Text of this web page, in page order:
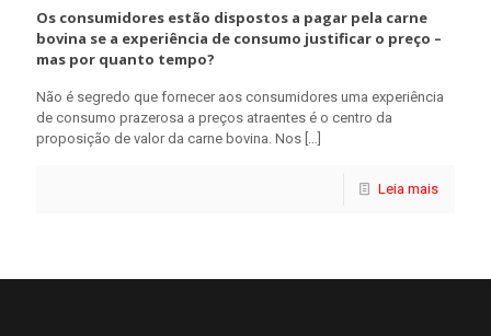
Os consumidores estão dispostos a pagar pela carne
bovina se a experiência de consumo justificar o preço –
mas por quanto tempo?
Não é segredo que fornecer aos consumidores uma experiência
de consumo prazerosa a preços atraentes é o centro da
proposição de valor da carne bovina. Nos […]
Leia mais